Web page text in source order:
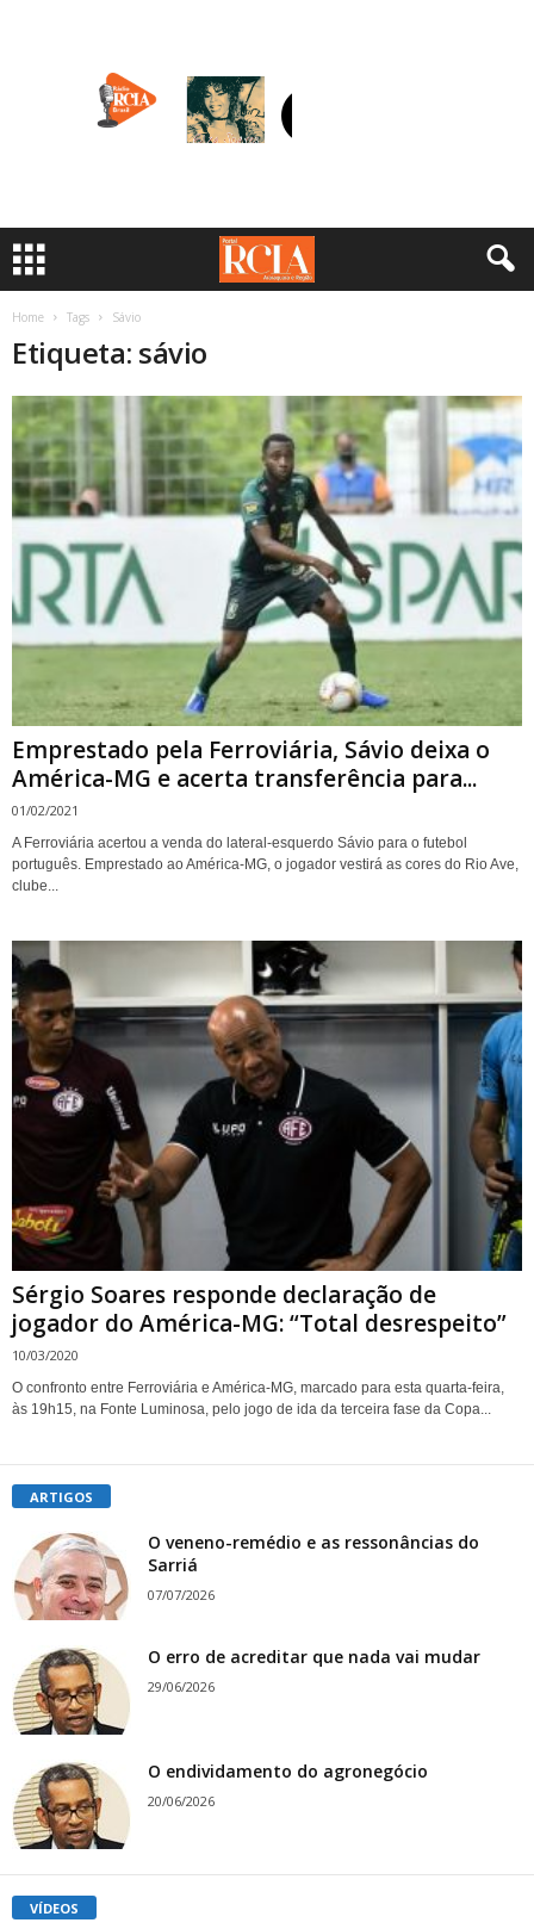
Home Tags Sávio
Etiqueta: sávio
Emprestado pela Ferroviária, Sávio deixa o
América-MG e acerta transferência para...
01/02/2021
A Ferroviária acertou a venda do lateral-esquerdo Sávio para o futebol
português. Emprestado ao América-MG, o jogador vestirá as cores do Rio Ave,
clube...
Sérgio Soares responde declaração de
jogador do América-MG: “Total desrespeito”
10/03/2020
O confronto entre Ferroviária e América-MG, marcado para esta quarta-feira,
às 19h15, na Fonte Luminosa, pelo jogo de ida da terceira fase da Copa...
ARTIGOS
O veneno-remédio e as ressonâncias do
Sarriá
07/07/2026
O erro de acreditar que nada vai mudar
29/06/2026
O endividamento do agronegócio
20/06/2026
VÍDEOS